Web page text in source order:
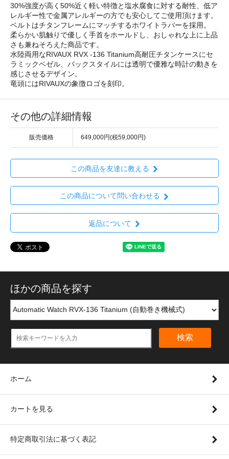
30%強度が高く50%近く軽い特徴と塩水腐食に対する耐性、低ア
レルギー性で金属アレルギーの方でも安心してご使用頂けます。
ベルトはチタンフレームにマッチするホワイトラバーを採用。
柔らかい肌触りで優しく手首をホールドし、おしゃれな上に上品
さも兼ねそろえた商品です。
水陸両用なRIVAUX RVX -136 Titanium高耐圧チタンケースにセ
ラミックベゼル、バックスタイルには透明で優雅な時計の動きを
感じさせるデザイン。
竜頭にはRIVAUXの象徴ロゴを刻印。
その他の詳細情報
販売価格 649,000円(税59,000円)
この商品を友達に教える
この商品について問い合わせる
返品について
ほかの商品を探す
検索
ホーム
カートを見る
特定商取引法に基づく表記